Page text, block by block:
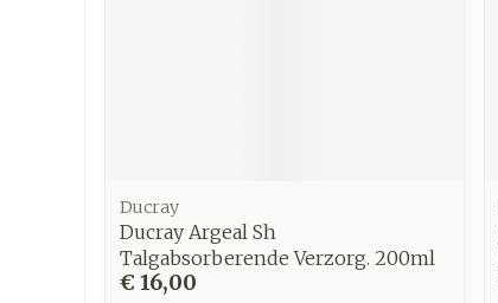
Ducray
Ducray Argeal Sh
Talgabsorberende Verzorg. 200ml
€ 16,00